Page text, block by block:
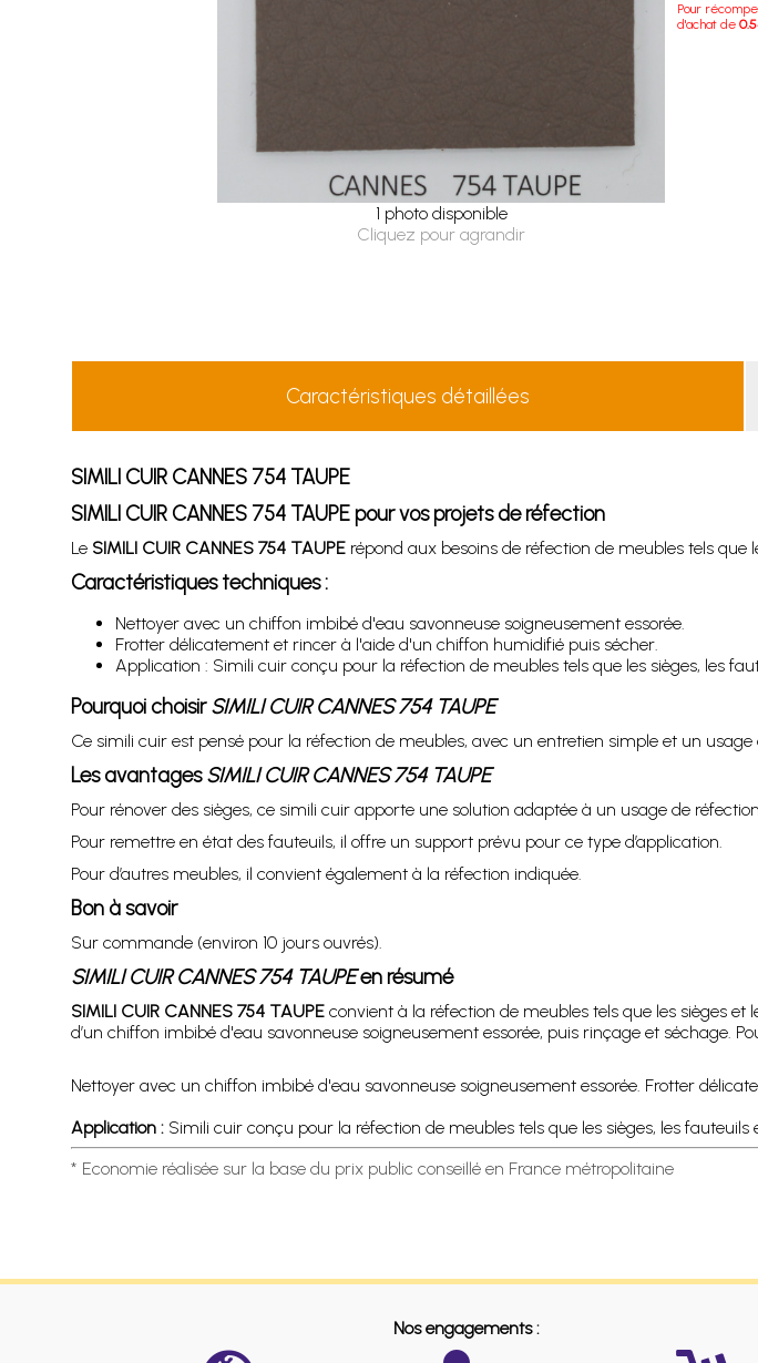
1 photo disponible
Cliquez pour agrandir
Pour
d'achat de
Caractéristiques détaillées
SIMILI CUIR CANNES 754 TAUPE
SIMILI CUIR CANNES 754 TAUPE pour vos projets de réfection
Le SIMILI CUIR CANNES 754 TAUPErépond aux besoins de réfection de meubles tels que
Caractéristiques techniques :
Nettoyer avec un chiffon imbibé d'eau savonneuse soigneusement essorée.
Frotter délicatement et rincer à l'aide d'un chiffon humidifié puis sécher.
Application : Simili cuir conçu pour la réfection de meubles tels que les sièges, les
Pourquoi choisirSIMILI CUIR CANNES 754 TAUPE
Ce simili cuir est pensé pour la réfection de meubles, avec un entretien simple et un
Les avantagesSIMILI CUIR CANNES 754 TAUPE
Pour rénover des sièges, ce simili cuir apporte une solution adaptée à un usage de
Pour remettre en état des fauteuils, il offre un support prévu pour ce type d’application.
Pour d’autres meubles, il convient également à la réfection indiquée.
Bon à savoir
Sur commande (environ 10 jours ouvrés).
SIMILI CUIR CANNES 754 TAUPEen résumé
SIMILI CUIR CANNES 754 TAUPEconvient à la réfection de meubles tels que les sièges et
d’un chiffon imbibé d'eau savonneuse soigneusement essorée, puis rinçage et séchage.
Nettoyer avec un chiffon imbibé d'eau savonneuse soigneusement essorée. Frotter
Application :Simili cuir conçu pour la réfection de meubles tels que les sièges, les fauteuils
* Economie réalisée sur la base du prix public conseillé en France métropolitaine
Nos engagements :